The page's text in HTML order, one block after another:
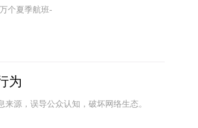
个夏季航班-
为
源，误导公众认知，破坏网络生态。